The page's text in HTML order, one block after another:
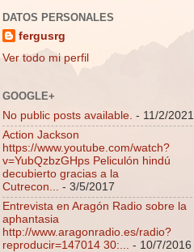
DATOS PERSONALES
fergusrg
Ver todo mi perfil
GOOGLE+
No public posts available. - 11/2/2021
Action Jackson
https://www.youtube.com/watch?
v=YubQzbzGHps Peliculón hindú
decubierto gracias a la
Cutrecon... - 3/5/2017
Entrevista en Aragón Radio sobre la
aphantasia
http://www.aragonradio.es/radio?
reproducir=147014 30:...
- 10/7/2016